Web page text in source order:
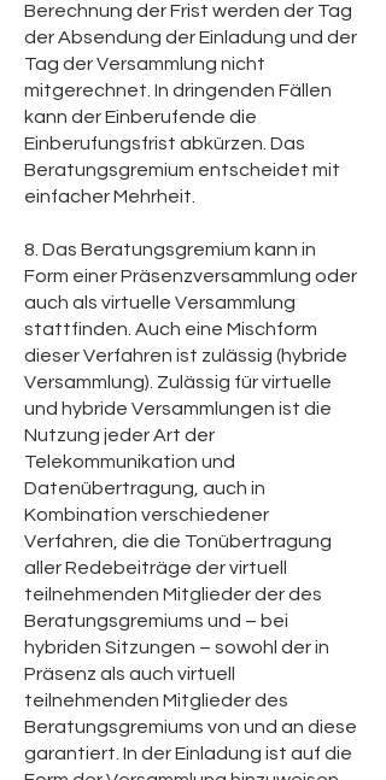
Berechnung der Frist werden der Tag
der Absendung der Einladung und der
Tag der Versammlung nicht
mitgerechnet. In dringenden Fällen
kann der Einberufende die
Einberufungsfrist abkürzen. Das
Beratungsgremium entscheidet mit
einfacher Mehrheit.
8. Das Beratungsgremium kann in
Form einer Präsenzversammlung oder
auch als virtuelle Versammlung
stattfinden. Auch eine Mischform
dieser Verfahren ist zulässig (hybride
Versammlung). Zulässig für virtuelle
und hybride Versammlungen ist die
Nutzung jeder Art der
Telekommunikation und
Datenübertragung, auch in
Kombination verschiedener
Verfahren, die die Tonübertragung
aller Redebeiträge der virtuell
teilnehmenden Mitglieder der des
Beratungsgremiums und – bei
hybriden Sitzungen – sowohl der in
Präsenz als auch virtuell
teilnehmenden Mitglieder des
Beratungsgremiums von und an diese
garantiert. In der Einladung ist auf die